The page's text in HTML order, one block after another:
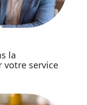
la
votre service